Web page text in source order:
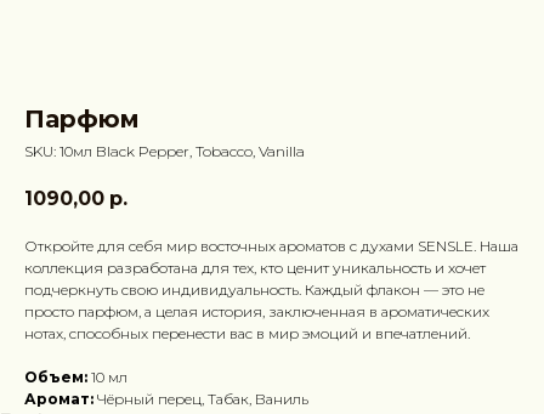
Парфюм
SKU: 10мл Black Pepper, Tobacco, Vanilla
1090,00 р.
Откройте для себя мир восточных ароматов с духами SENSLE. Наша
коллекция разработана для тех, кто ценит уникальность и хочет
подчеркнуть свою индивидуальность. Каждый флакон — это не
просто парфюм, а целая история, заключенная в ароматических
нотах, способных перенести вас в мир эмоций и впечатлений.
Объем: 10 мл
Аромат: Чёрный перец, Табак, Ваниль